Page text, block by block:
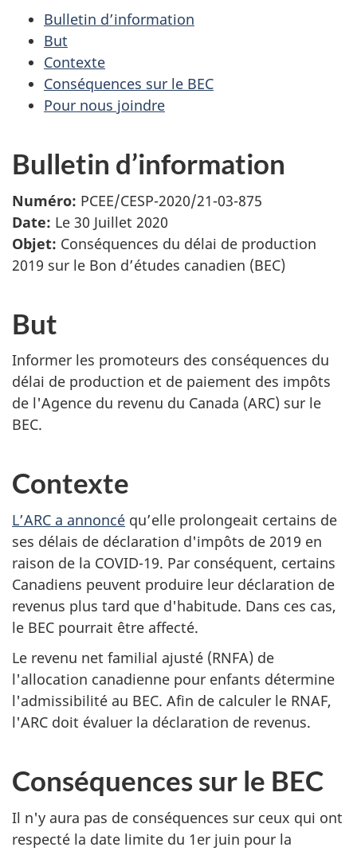
Bulletin d’information
But
Contexte
Conséquences sur le BEC
Pour nous joindre
Bulletin d’information
Numéro: PCEE/CESP-2020/21-03-875
Date: Le 30 Juillet 2020
Objet: Conséquences du délai de production
2019 sur le Bon d’études canadien (BEC)
But
Informer les promoteurs des conséquences du
délai de production et de paiement des impôts
de l'Agence du revenu du Canada (ARC) sur le
BEC.
Contexte
L’ARC a annoncé qu’elle prolongeait certains de
ses délais de déclaration d'impôts de 2019 en
raison de la COVID-19. Par conséquent, certains
Canadiens peuvent produire leur déclaration de
revenus plus tard que d'habitude. Dans ces cas,
le BEC pourrait être affecté.
Le revenu net familial ajusté (RNFA) de
l'allocation canadienne pour enfants détermine
l'admissibilité au BEC. Afin de calculer le RNAF,
l'ARC doit évaluer la déclaration de revenus.
Conséquences sur le BEC
Il n'y aura pas de conséquences sur ceux qui ont
respecté la date limite du 1er juin pour la